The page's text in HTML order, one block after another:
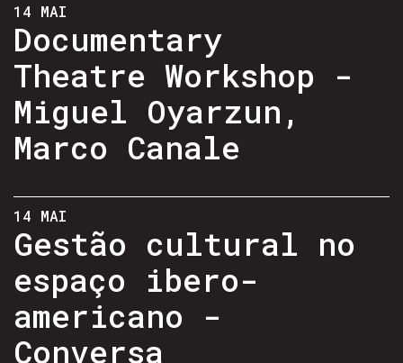
14 MAI
Documentary
Theatre Workshop -
Miguel Oyarzun,
Marco Canale
14 MAI
Gestão cultural no
espaço ibero-
americano -
Conversa